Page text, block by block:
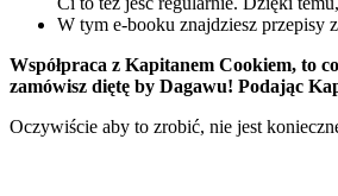
W tym e-booku znajdziesz przepisy
Współpraca z Kapitanem Cookiem, to
zamówisz diętę by Dagawu! Podając
Oczywiście aby to zrobić, nie jest